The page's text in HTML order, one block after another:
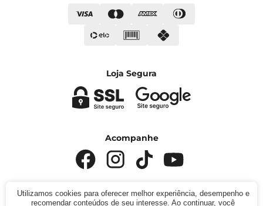
Loja Segura
Acompanhe
Utilizamos cookies para oferecer melhor experiência, desempenho e
recomendar conteúdos de seu interesse. Ao continuar, você